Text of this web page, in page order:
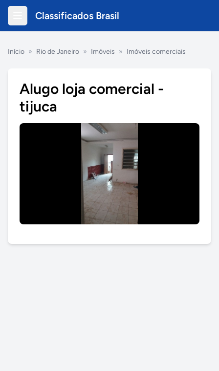
Classificados Brasil
Início » Rio de Janeiro » Imóveis » Imóveis comerciais
Alugo loja comercial -
tijuca